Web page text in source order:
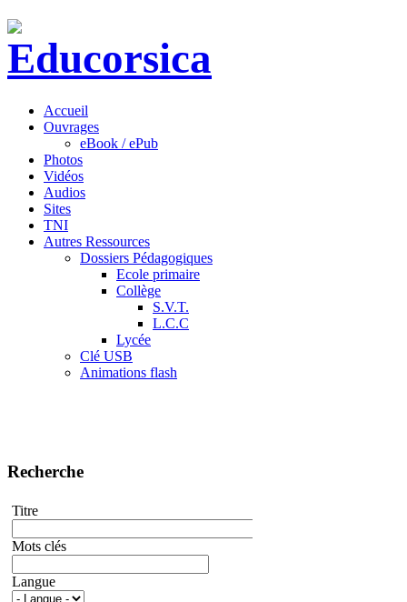
Accueil
Ouvrages
eBook / ePub
Photos
Vidéos
Audios
Sites
TNI
Autres Ressources
Dossiers Pédagogiques
Ecole primaire
Collège
S.V.T.
L.C.C
Lycée
Clé USB
Animations flash
Recherche
Titre
Mots clés
Langue